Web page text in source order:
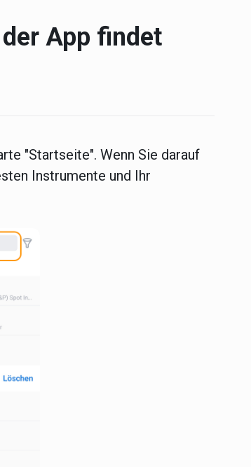
App findet
"Startseite". Wenn Sie darauf
Instrumente und Ihr